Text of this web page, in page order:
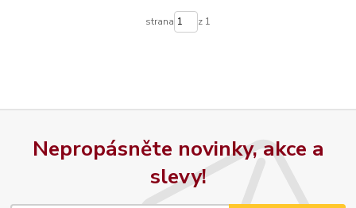
strana z 1
Nepropásněte novinky, akce a
slevy!